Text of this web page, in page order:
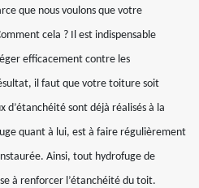
que nous voulons que votre
cela ? Il est indispensable
efficacement contre les
il faut que votre toiture soit
sont déjà réalisés à la
quant à lui, est à faire régulièrement
Ainsi, tout hydrofuge de
à renforcer l’étanchéité du toit.